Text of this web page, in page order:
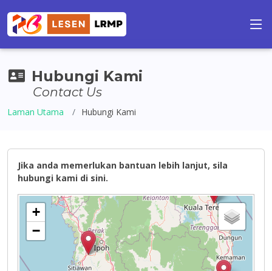
Hubungi Kami
Contact Us
Laman Utama Hubungi Kami
Jika anda memerlukan bantuan lebih lanjut, sila
hubungi kami di sini.